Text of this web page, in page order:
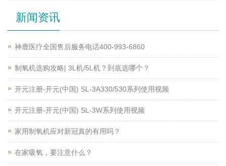
新闻资讯
神鹿医疗全国售后服务电话400-993-6860
制氧机选购攻略| 3L机/5L机？到底选哪个？
开元注册-开元(中国) SL-3A330/530系列使用视频
开元注册-开元(中国) SL-3W系列使用视频
家用制氧机应对新冠真的有用吗？
在家吸氧，要注意什么？